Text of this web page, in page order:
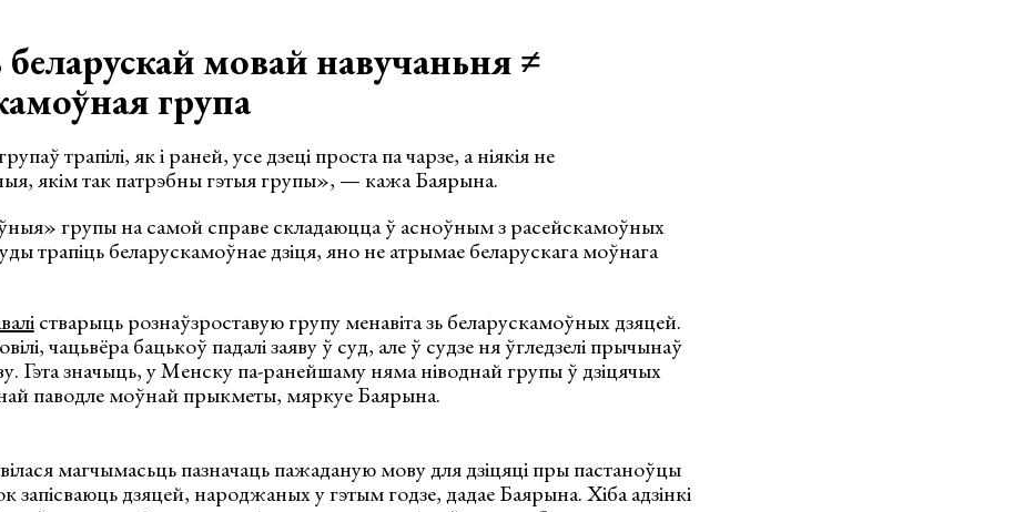
беларускай мовай навучаньня ≠
група
трапілі, як і раней, усе дзеці проста па чарзе, а ніякія не
якім так патрэбны гэтыя групы», — кажа Баярына.
групы на самой справе складаюцца ў асноўным з расейскамоўных
трапіць беларускамоўнае дзіця, яно не атрымае беларускага моўнага
стварыць рознаўзроставую групу менавіта зь беларускамоўных дзяцей.
чацьвёра бацькоў падалі заяву ў суд, але ў судзе ня ўгледзелі прычынаў
Гэта значыць, у Менску па-ранейшаму няма ніводнай групы ў дзіцячых
паводле моўнай прыкметы, мяркуе Баярына.
магчымасьць пазначаць пажаданую мову для дзіцяці пры пастаноўцы
запісваюць дзяцей, народжаных у гэтым годзе, дадае Баярына. Хіба адзінкі